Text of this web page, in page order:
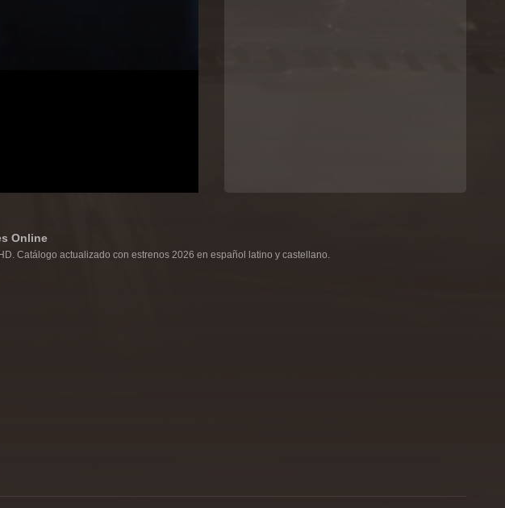
Online
Catálogo actualizado con estrenos 2026 en español latino y castellano.